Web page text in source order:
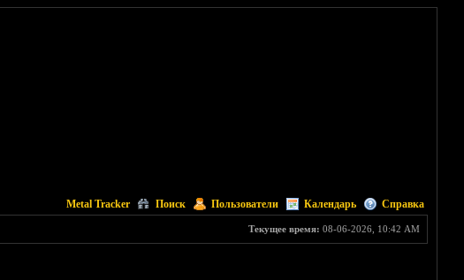
Metal Tracker Поиск Пользователи Календарь Справка
Текущее время: 08-06-2026, 10:42 AM